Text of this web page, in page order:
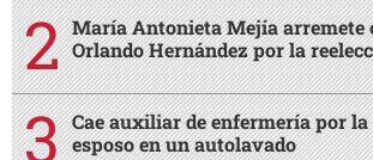
María Antonieta Mejía arremete
Orlando Hernández por la
Cae auxiliar de enfermería por la
esposo en un autolavado